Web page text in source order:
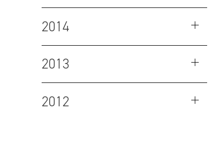
2014
2013
2012